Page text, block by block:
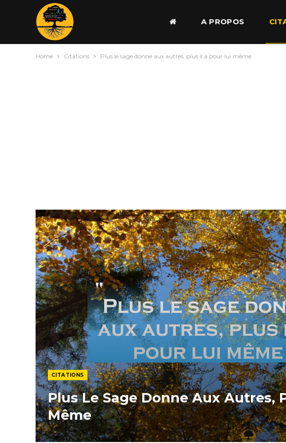
A PROPOS
Home Citations Plus le sage donne aux autres, plus il a pour lui même
CITATIONS
Plus Le Sage Donne Aux Autres,
Même